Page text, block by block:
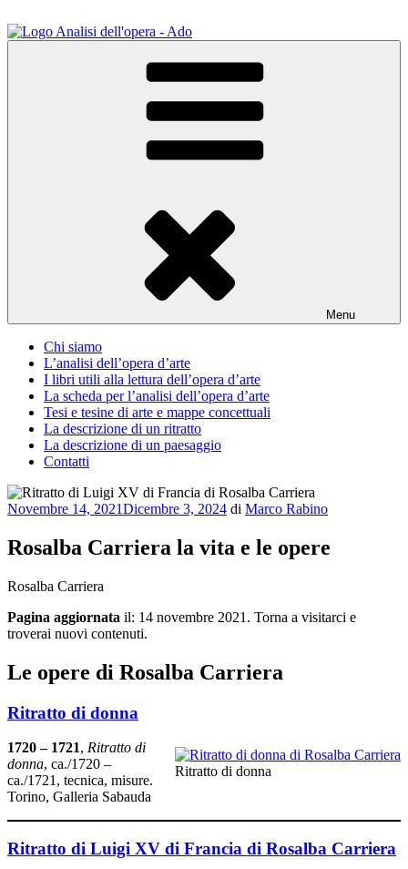
al
contenuto
Osservare le opere d'arte per capirle e imparare ad amarle
Menu
Chi siamo
L’analisi dell’opera d’arte
I libri utili alla lettura dell’opera d’arte
La scheda per l’analisi dell’opera d’arte
Tesi e tesine di arte e mappe concettuali
La descrizione di un ritratto
La descrizione di un paesaggio
Contatti
Pubblicato
Novembre 14, 2021Dicembre 3, 2024 di Marco Rabino
Rosalba Carriera la vita e le opere
Rosalba Carriera
Pagina aggiornata il: 14 novembre 2021. Torna a visitarci e
troverai nuovi contenuti.
Le opere di Rosalba Carriera
Ritratto di donna
Ritratto di donna
1720 – 1721, Ritratto di
donna, ca./1720 –
ca./1721, tecnica, misure.
Torino, Galleria Sabauda
Ritratto di Luigi XV di Francia di Rosalba Carriera